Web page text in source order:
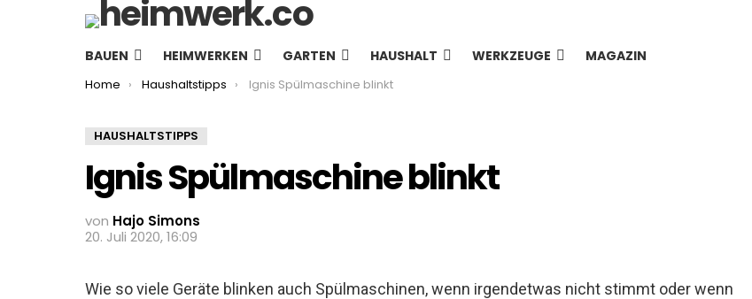
BAUEN HEIMWERKEN GARTEN HAUSHALT WERKZEUGE MAGAZIN
You are here:
Home Haushaltstipps Ignis Spülmaschine blinkt
HAUSHALTSTIPPS
Ignis Spülmaschine blinkt
von Hajo Simons
20. Juli 2020, 16:09
Wie so viele Geräte blinken auch Spülmaschinen, wenn irgendetwas nicht stimmt oder wenn